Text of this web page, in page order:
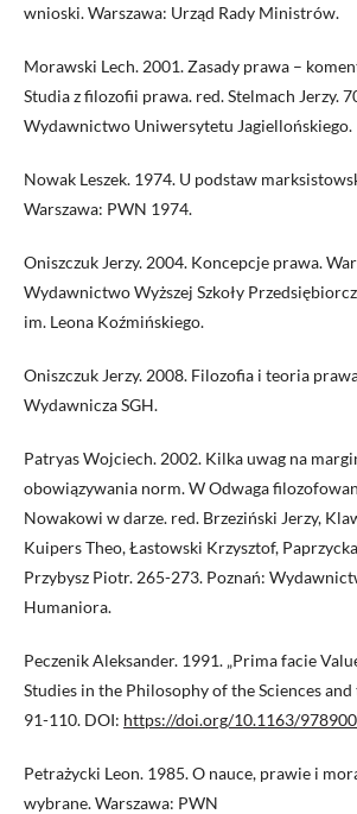
wnioski. Warszawa: Urząd Rady Ministrów.
Morawski Lech. 2001. Zasady prawa –
Studia z filozofii prawa. red. Stelmach Jerzy.
Wydawnictwo Uniwersytetu Jagiellońskiego.
Nowak Leszek. 1974. U podstaw
Warszawa: PWN 1974.
Oniszczuk Jerzy. 2004. Koncepcje prawa.
Wydawnictwo Wyższej Szkoły
im. Leona Koźmińskiego.
Oniszczuk Jerzy. 2008. Filozofia i teoria
Wydawnicza SGH.
Patryas Wojciech. 2002. Kilka uwag na
obowiązywania norm. W Odwaga
Nowakowi w darze. red. Brzeziński Jerzy,
Kuipers Theo, Łastowski Krzysztof,
Przybysz Piotr. 265-273. Poznań:
Humaniora.
Peczenik Aleksander. 1991. „Prima facie
Studies in the Philosophy of the Sciences
91-110. DOI: https://doi.org/10.1163/
Petrażycki Leon. 1985. O nauce, prawie i
wybrane. Warszawa: PWN